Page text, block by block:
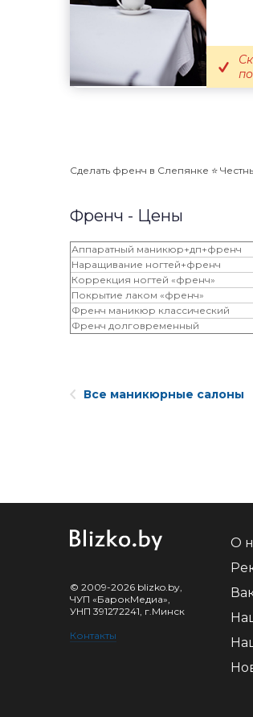
Сделать френч в Слепянке ⭐️
Френч - Цены
Аппаратный маникюр+дп+френч
Наращивание ногтей+френч
Коррекция ногтей «френч»
Покрытие лаком «френч»
Френч маникюр классический
Френч долговременный
Все маникюрные салоны
© 2009-2026 blizko.by,
ЧУП «БарокМедиа»,
УНП 391272241, г.Минск
Контакты
О